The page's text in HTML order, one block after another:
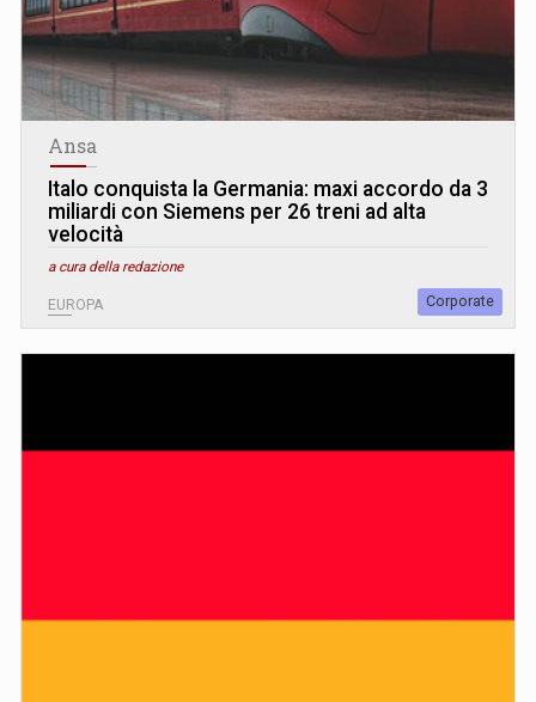
Ansa
Italo conquista la Germania: maxi accordo da 3
miliardi con Siemens per 26 treni ad alta
velocità
a cura della redazione
EUROPA Corporate